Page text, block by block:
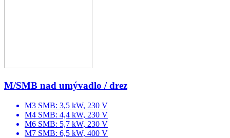
M/SMB nad umývadlo / drez
M3 SMB: 3,5 kW, 230 V
M4 SMB: 4,4 kW, 230 V
M6 SMB: 5,7 kW, 230 V
M7 SMB: 6,5 kW, 400 V